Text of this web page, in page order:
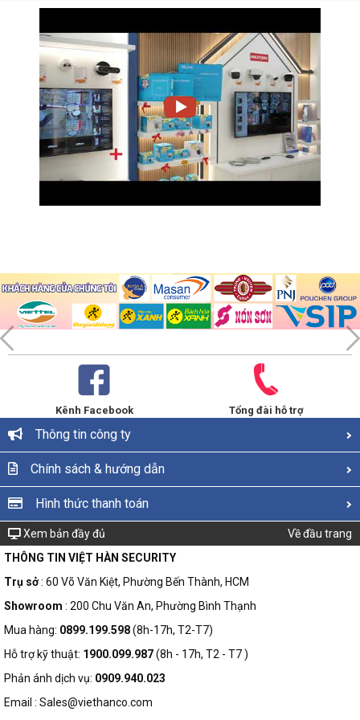
Kênh Facebook Tổng đài hỗ trợ
Thông tin công ty
Chính sách & hướng dẫn
Hình thức thanh toán
Xem bản đầy đủ
Về đầu trang
THÔNG TIN VIỆT HÀN SECURITY
Trụ sở: 60 Võ Văn Kiệt, Phường Bến Thành, HCM
Showroom : 200 Chu Văn An, Phường Bình Thạnh
Mua hàng: 0899.199.598(8h-17h, T2-T7)
Hỗ trợ kỹ thuật: 1900.099.987(8h - 17h, T2 - T7 )
Phản ánh dịch vụ: 0909.940.023
Email : Sales@viethanco.com